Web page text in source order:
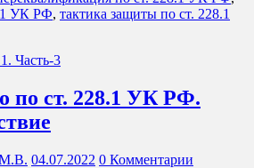
УК РФ, тактика защиты по ст. 228.1
по ст. 228.1 УК РФ.
М.В. 04.07.2022 0 Комментарии